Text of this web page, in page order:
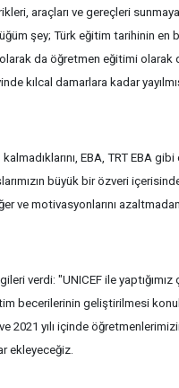
araçları ve gereçleri
şey; Türk eğitim tarihinin en
da öğretmen eğitimi
kılcal damarlara kadar
EBA, TRT EBA gibi
büyük bir özveri
ve motivasyonlarını
verdi: "UNICEF ile yaptığımız
becerilerinin geliştirilmesi
2021 yılı içinde
ekleyeceğiz.